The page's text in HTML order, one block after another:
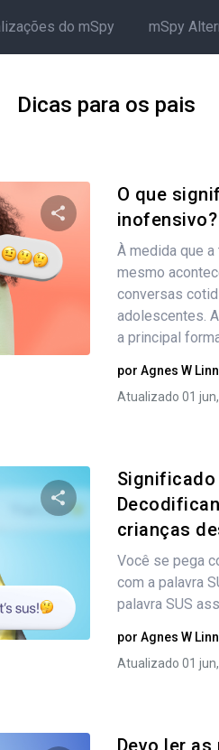
do mSpy mSpy
Dicas para os pais
Compartilhe este
Facebook
O que
inofensivo?
À medida que a
mesmo
conversas
adolescentes.
a principal
por Agnes W Linn
Atualizado 01
Compartilhe este
Twitter
Significado
crianças
Você se pega
com a palavra
palavra SUS
por Agnes W Linn
Atualizado 01
Devo ler